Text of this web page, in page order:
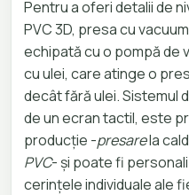
Pentru a oferi detalii de
PVC 3D, presa cu
echipată cu o pompă de
cu ulei, care atinge o
decât fără ulei. Sistemul
de un ecran tactil, este
producție -presarela
PVC- și poate fi
cerințele individuale ale